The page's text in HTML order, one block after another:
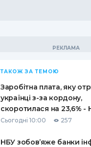
ТАКОЖ ЗА ТЕМОЮ
Заробітна плата, яку
українці з-за кордону,
скоротилася на 23,6% -
Сьогодні 10:00 257
НБУ зобов’яже банки